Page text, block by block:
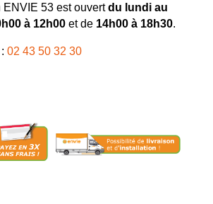
ENVIE 53 est ouvertdu lundi au
à 12h00et de 14h00 à 18h30.
02 43 50 32 30